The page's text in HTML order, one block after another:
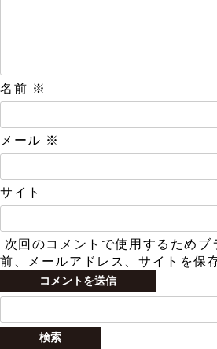
名前 ※
メール ※
サイト
次回のコメントで使用するためブ
前、メールアドレス、サイトを保
検